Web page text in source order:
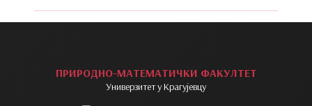
ПРИРОДНО-МАТЕМАТИЧКИ ФАКУЛТЕТ
Универзитет у Крагујевцу